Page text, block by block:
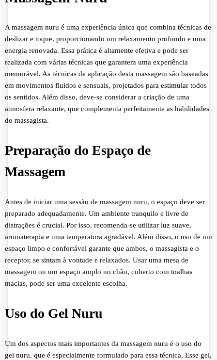
A massagem nuru é uma experiência única que combina técnicas de
deslizar e toque, proporcionando um relaxamento profundo e uma
energia renovada. Essa prática é altamente efetiva e pode ser
realizada com várias técnicas que garantem uma experiência
memorável. As técnicas de aplicação desta massagem são baseadas
em movimentos fluidos e sensuais, projetados para estimular todos
os sentidos. Além disso, deve-se considerar a criação de uma
atmosfera relaxante, que complementa perfeitamente as habilidades
do massagista.
Preparação do Espaço de
Massagem
Antes de iniciar uma sessão de massagem nuru, o espaço deve ser
preparado adequadamente. Um ambiente tranquilo e livre de
distrações é crucial. Por isso, recomenda-se utilizar luz suave,
aromaterapia e uma temperatura agradável. Além disso, o uso de um
espaço limpo e confortável garante que ambos, o massagista e o
receptor, se sintam à vontade e relaxados. Usar uma mesa de
massagem ou um espaço amplo no chão, coberto com toalhas
macias, pode ser uma excelente escolha.
Uso do Gel Nuru
Um dos aspectos mais importantes da massagem nuru é o uso do
gel nuru, que é especialmente formulado para essa técnica. Esse gel,